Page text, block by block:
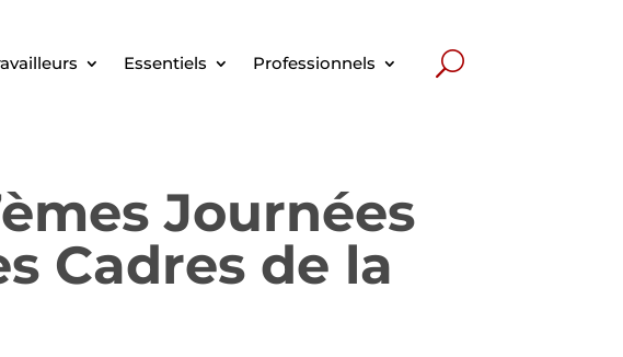
Essentiels Professionnels
Journées
Cadres de la